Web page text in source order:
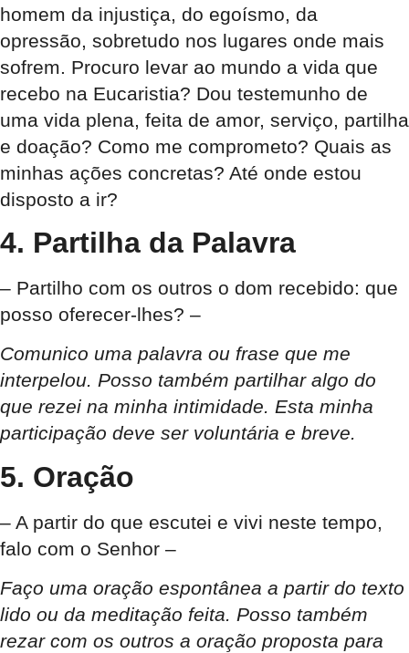
homem da injustiça, do egoísmo, da
opressão, sobretudo nos lugares onde mais
sofrem. Procuro levar ao mundo a vida que
recebo na Eucaristia? Dou testemunho de
uma vida plena, feita de amor, serviço, partilha
e doação? Como me comprometo? Quais as
minhas ações concretas? Até onde estou
disposto a ir?
4. Partilha da Palavra
– Partilho com os outros o dom recebido: que
posso oferecer-lhes? –
Comunico uma palavra ou frase que me
interpelou. Posso também partilhar algo do
que rezei na minha intimidade. Esta minha
participação deve ser voluntária e breve.
5. Oração
– A partir do que escutei e vivi neste tempo,
falo com o Senhor –
Faço uma oração espontânea a partir do texto
lido ou da meditação feita. Posso também
rezar com os outros a oração proposta para